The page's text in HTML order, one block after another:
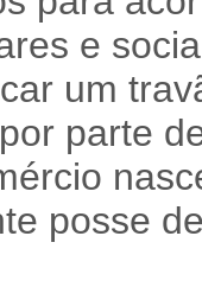
e
um
parte
posse